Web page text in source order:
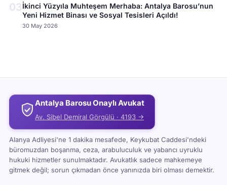
03İkinci Yüzyıla Muhteşem Merhaba: Antalya Barosu’nun
Yeni Hizmet Binası ve Sosyal Tesisleri Açıldı!
30 May 2026
Antalya Barosu Onaylı Avukat
Av. Sibel Demiral Görgülü · 4193 →
Alanya Adliyesi'ne 1 dakika mesafede, Keykubat Caddesi'ndeki
büromuzdan boşanma, ceza, arabuluculuk ve yabancı uyruklu
hukuki hizmetler sunulmaktadır. Avukatlık sadece mahkemeye
gitmek değil; sorun çıkmadan önce yanınızda biri olması demektir.